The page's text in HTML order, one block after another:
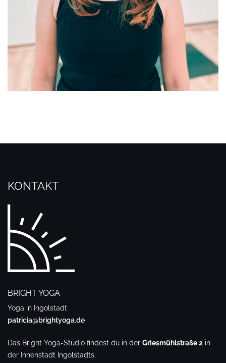
KONTAKT
BRIGHT YOGA
Yoga in Ingolstadt
patricia@brightyoga.de
Das Bright Yoga-Studio findest du in der Griesmühlstraße 2 in
der Innenstadt Ingolstadts.